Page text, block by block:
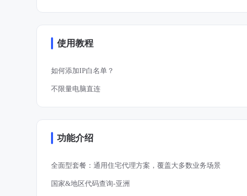
使用教程
如何添加IP白名单？
不限量电脑直连
功能介绍
全面型套餐：通用住宅代理方案，覆盖大多数业务场景
国家&地区代码查询-亚洲